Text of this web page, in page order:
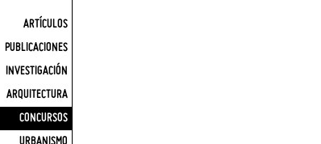
ARTÍCULOS
PUBLICACIONES
INVESTIGACIÓN
ARQUITECTURA
CONCURSOS
URBANISMO